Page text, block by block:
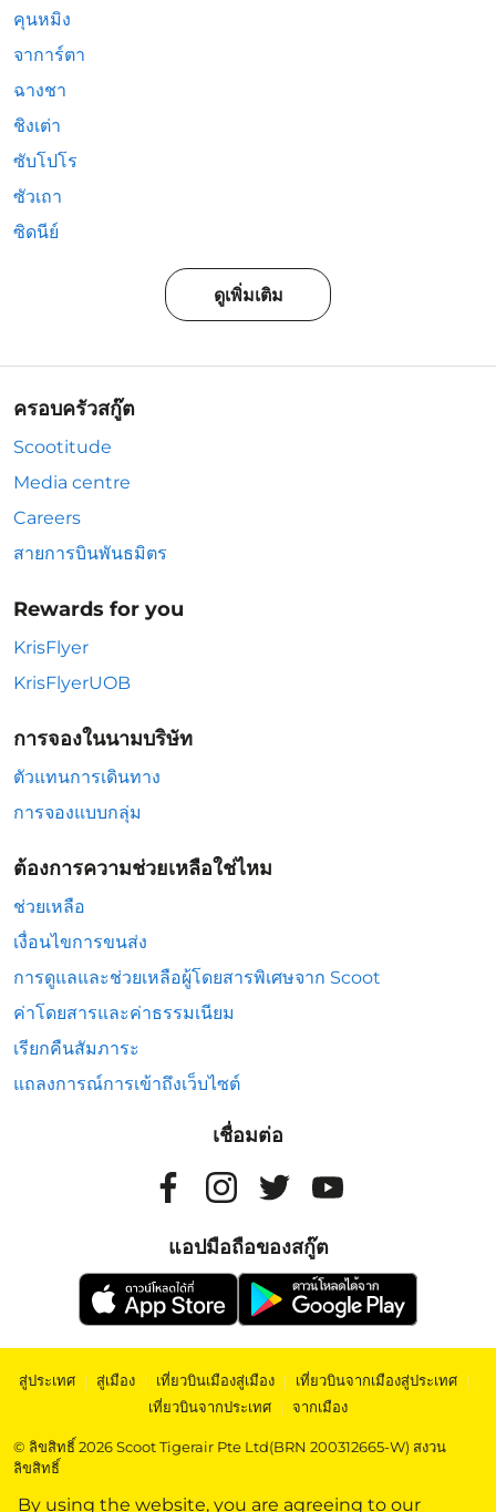
By using the website, you are agreeing to our
คุนหมิง
จาการ์ตา
ฉางชา
ชิงเต่า
ซับโปโร
ซัวเถา
ซิดนีย์
ดูเพิ่มเติม
ครอบครัวสกู๊ต
Scootitude
Media centre
Careers
สายการบินพันธมิตร
Rewards for you
KrisFlyer
KrisFlyerUOB
การจองในนามบริษัท
ตัวแทนการเดินทาง
การจองแบบกลุ่ม
ต้องการความช่วยเหลือใช่ไหม
ช่วยเหลือ
เงื่อนไขการขนส่ง
การดูแลและช่วยเหลือผู้โดยสารพิเศษจาก Scoot
ค่าโดยสารและค่าธรรมเนียม
เรียกคืนสัมภาระ
แถลงการณ์การเข้าถึงเว็บไซต์
เชื่อมต่อ
แอปมือถือของสกู๊ต
สู่ประเทศ | สู่เมือง | เที่ยวบินเมืองสู่เมือง | เที่ยวบินจากเมืองสู่ประเทศ |
เที่ยวบินจากประเทศ | จากเมือง
© ลิขสิทธิ์ 2026 Scoot Tigerair Pte Ltd(BRN 200312665-W) สงวน
ลิขสิทธิ์